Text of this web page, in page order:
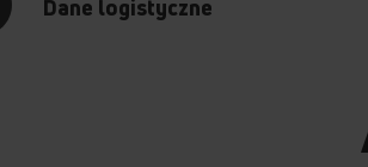
Dane logistyczne